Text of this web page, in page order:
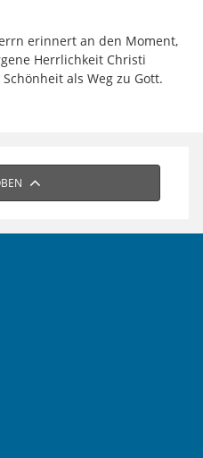
erinnert an den Moment,
Herrlichkeit Christi
als Weg zu Gott.